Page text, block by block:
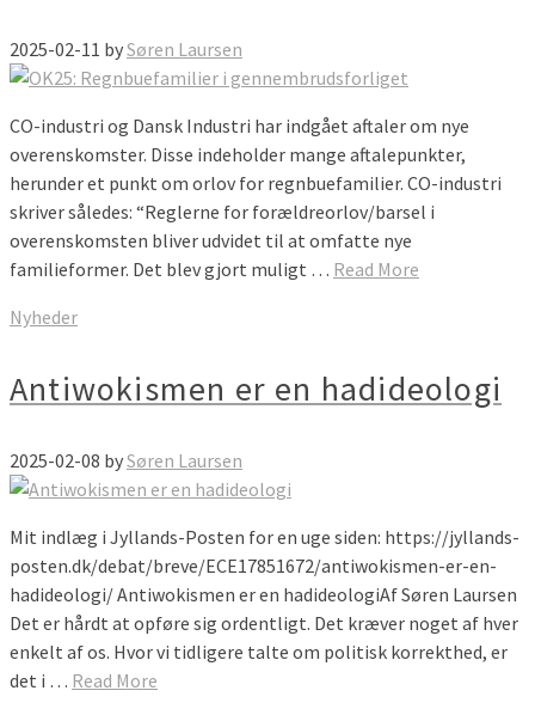
2025-02-11 bySøren Laursen
CO-industri og Dansk Industri har indgået aftaler om nye
overenskomster. Disse indeholder mange aftalepunkter,
herunder et punkt om orlov for regnbuefamilier. CO-industri
skriver således: “Reglerne for forældreorlov/barsel i
overenskomsten bliver udvidet til at omfatte nye
familieformer. Det blev gjort muligt … Read More
Nyheder
Antiwokismen er en hadideologi
2025-02-08 bySøren Laursen
Mit indlæg i Jyllands-Posten for en uge siden: https://jyllands-
posten.dk/debat/breve/ECE17851672/antiwokismen-er-en-
hadideologi/ Antiwokismen er en hadideologiAf Søren Laursen
Det er hårdt at opføre sig ordentligt. Det kræver noget af hver
enkelt af os. Hvor vi tidligere talte om politisk korrekthed, er
det i … Read More